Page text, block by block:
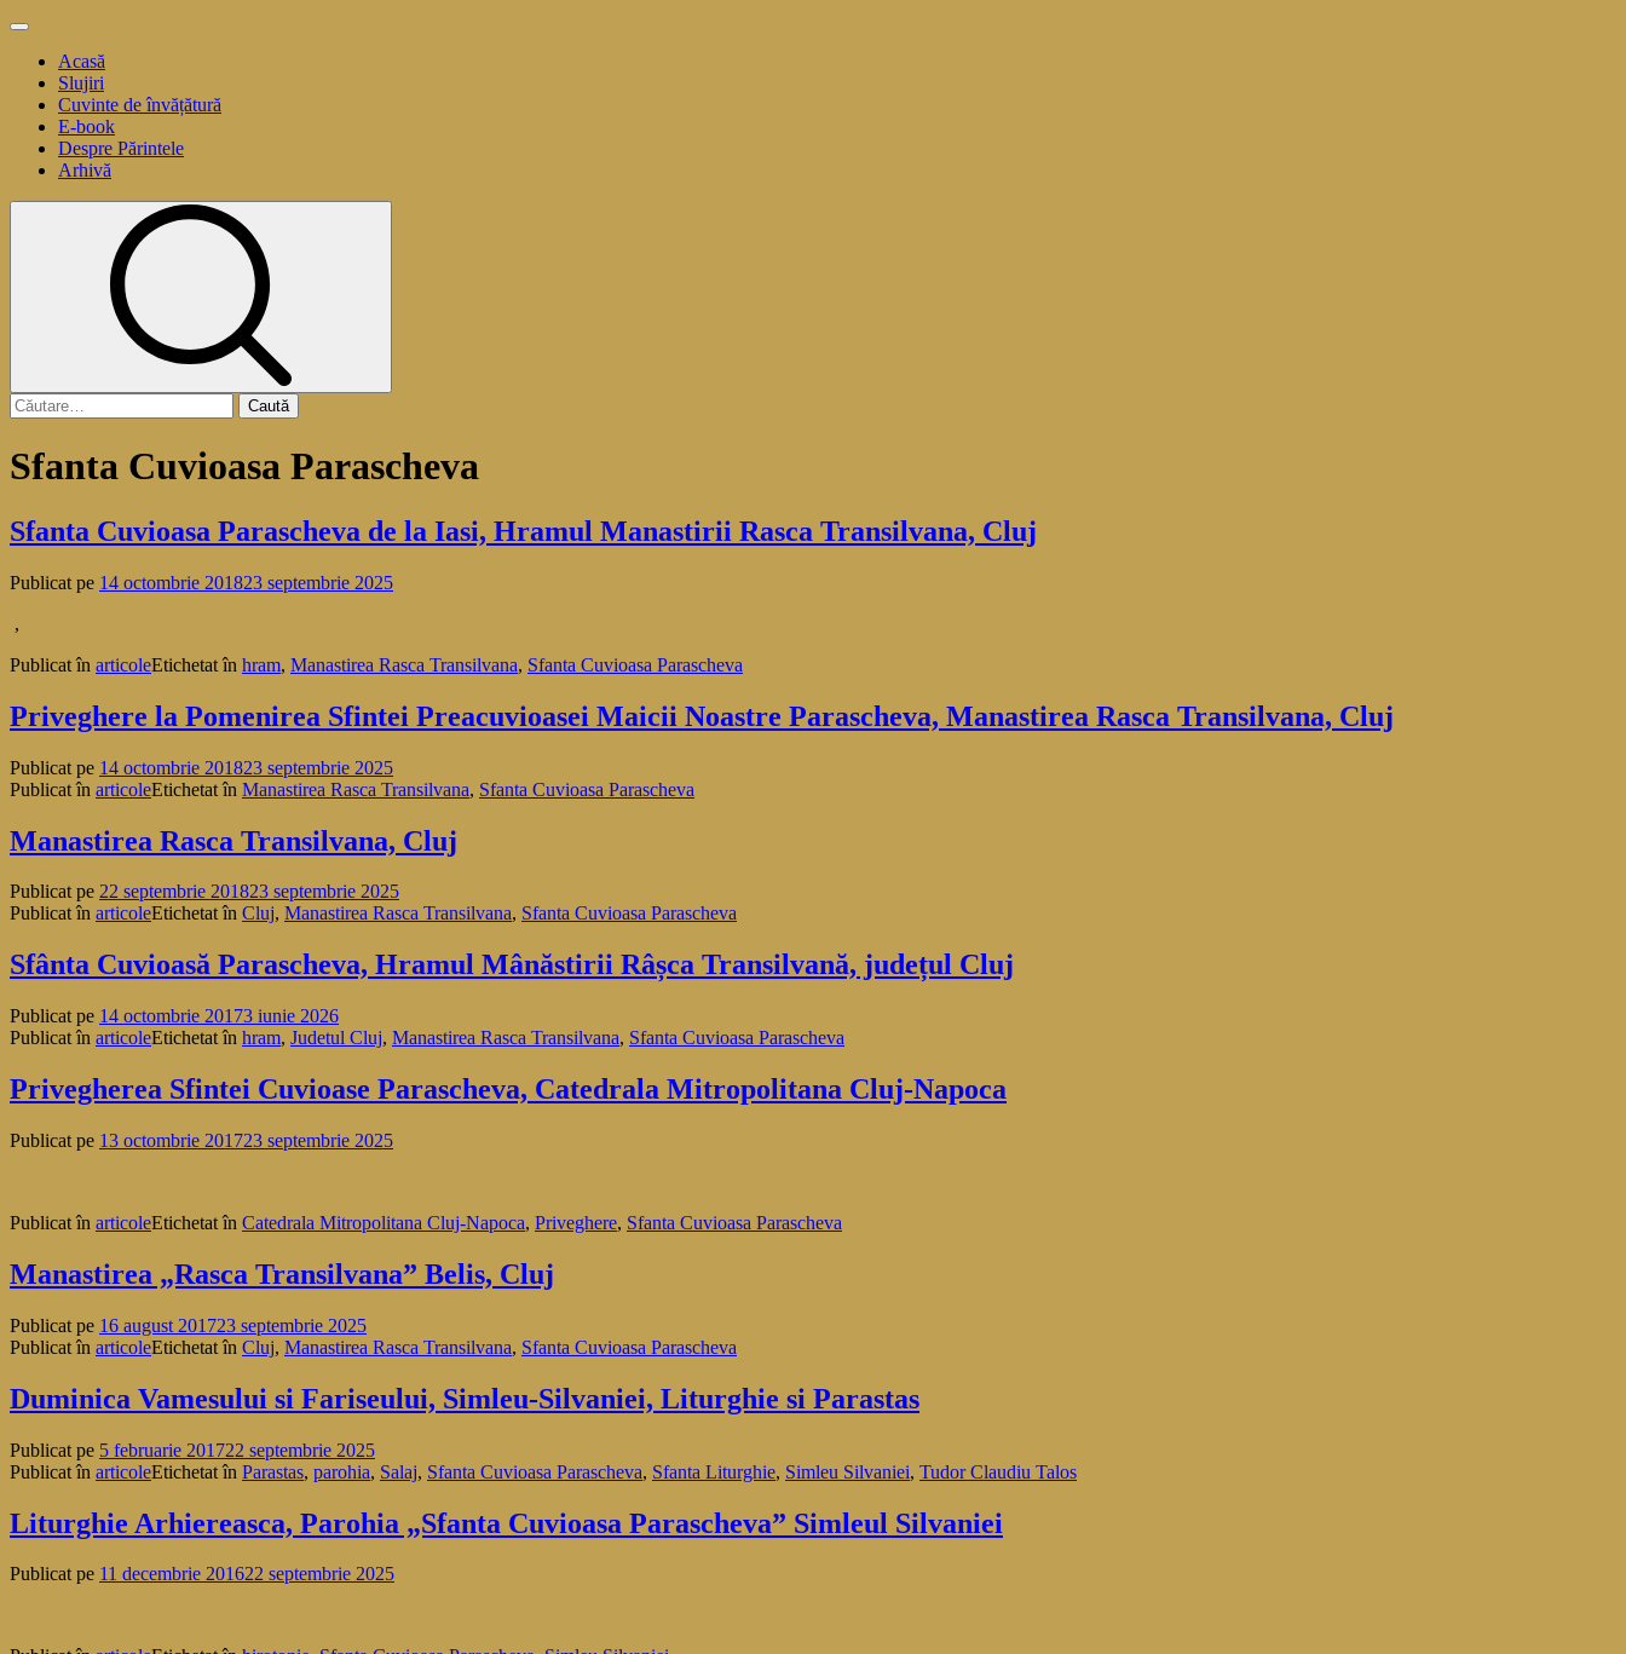
Sari
conținut
Meniu
principalAcasă
Slujiri
Cuvinte de învățătură
E-book
Despre Părintele
Arhivă
Caută
după:
Sfanta Cuvioasa Parascheva
Sfanta Cuvioasa Parascheva de la Iasi, Hramul Manastirii Rasca Transilvana, Cluj
Publicat pe 14 octombrie 201823 septembrie 2025
,
Publicat în articoleEtichetat în hram, Manastirea Rasca Transilvana, Sfanta Cuvioasa Parascheva
Priveghere la Pomenirea Sfintei Preacuvioasei Maicii Noastre Parascheva, Manastirea Rasca Transilvana, Cluj
Publicat pe 14 octombrie 201823 septembrie 2025
Publicat în articoleEtichetat în Manastirea Rasca Transilvana, Sfanta Cuvioasa Parascheva
Manastirea Rasca Transilvana, Cluj
Publicat pe 22 septembrie 201823 septembrie 2025
Publicat în articoleEtichetat în Cluj, Manastirea Rasca Transilvana, Sfanta Cuvioasa Parascheva
Sfânta Cuvioasă Parascheva, Hramul Mânăstirii Râșca Transilvană, județul Cluj
Publicat pe 14 octombrie 20173 iunie 2026
Publicat în articoleEtichetat în hram, Judetul Cluj, Manastirea Rasca Transilvana, Sfanta Cuvioasa Parascheva
Privegherea Sfintei Cuvioase Parascheva, Catedrala Mitropolitana Cluj-Napoca
Publicat pe 13 octombrie 201723 septembrie 2025
Publicat în articoleEtichetat în Catedrala Mitropolitana Cluj-Napoca, Priveghere, Sfanta Cuvioasa Parascheva
Manastirea „Rasca Transilvana” Belis, Cluj
Publicat pe 16 august 201723 septembrie 2025
Publicat în articoleEtichetat în Cluj, Manastirea Rasca Transilvana, Sfanta Cuvioasa Parascheva
Duminica Vamesului si Fariseului, Simleu-Silvaniei, Liturghie si Parastas
Publicat pe 5 februarie 201722 septembrie 2025
Publicat în articoleEtichetat în Parastas, parohia, Salaj, Sfanta Cuvioasa Parascheva, Sfanta Liturghie, Simleu Silvaniei, Tudor Claudiu Talos
Liturghie Arhiereasca, Parohia „Sfanta Cuvioasa Parascheva” Simleul Silvaniei
Publicat pe 11 decembrie 201622 septembrie 2025